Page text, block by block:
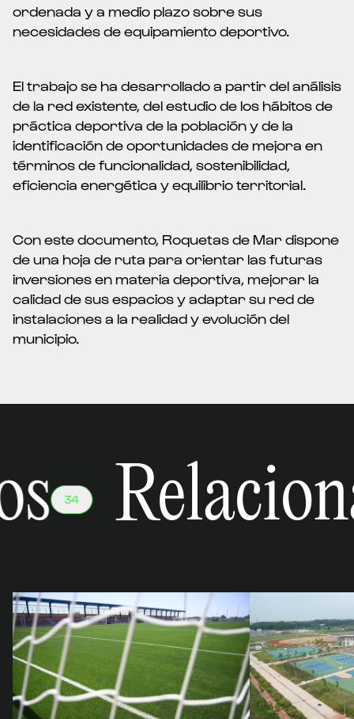
ordenada y a medio plazo sobre sus
necesidades de equipamiento deportivo.
El trabajo se ha desarrollado a partir del análisis
de la red existente, del estudio de los hábitos de
práctica deportiva de la población y de la
identificación de oportunidades de mejora en
términos de funcionalidad, sostenibilidad,
eficiencia energética y equilibrio territorial.
Con este documento, Roquetas de Mar dispone
de una hoja de ruta para orientar las futuras
inversiones en materia deportiva, mejorar la
calidad de sus espacios y adaptar su red de
instalaciones a la realidad y evolución del
municipio.
34